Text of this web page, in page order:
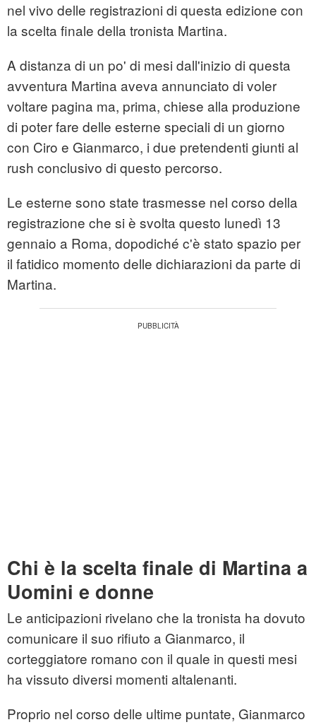
nel vivo delle registrazioni di questa edizione con
la scelta finale della tronista Martina.
A distanza di un po' di mesi dall'inizio di questa
avventura Martina aveva annunciato di voler
voltare pagina ma, prima, chiese alla produzione
di poter fare delle esterne speciali di un giorno
con Ciro e Gianmarco, i due pretendenti giunti al
rush conclusivo di questo percorso.
Le esterne sono state trasmesse nel corso della
registrazione che si è svolta questo lunedì 13
gennaio a Roma, dopodiché c'è stato spazio per
il fatidico momento delle dichiarazioni da parte di
Martina.
Chi è la scelta finale di Martina a
Uomini e donne
Le anticipazioni rivelano che la tronista ha dovuto
comunicare il suo rifiuto a Gianmarco, il
corteggiatore romano con il quale in questi mesi
ha vissuto diversi momenti altalenanti.
Proprio nel corso delle ultime puntate, Gianmarco